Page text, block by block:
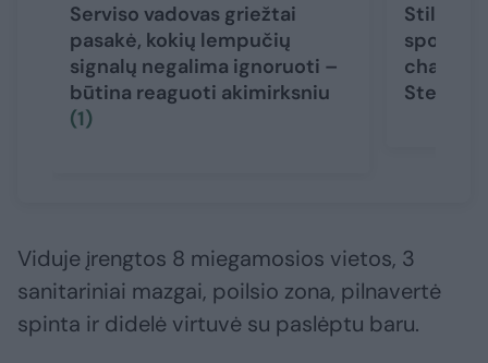
Serviso vadovas griežtai
pasakė, kokių lempučių
signalų negalima ignoruoti –
būtina reaguoti akimirksniu
(1)
Stelvio
Viduje įrengtos 8 miegamosios vietos, 3
sanitariniai mazgai, poilsio zona, pilnavertė
spinta ir didelė virtuvė su paslėptu baru.